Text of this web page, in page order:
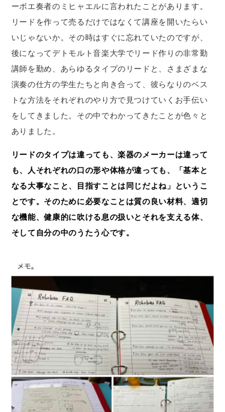
ーボエ奏者のミヒャエルに言われたことがあります。
リードを作って売るだけではなくて講座を開いたらい
いじゃないか。その時はすぐに忘れていたのですが、
後になってデトモルト音楽大学でリード作りの非常勤
講師を勤め、あらゆるタイプのリードと、さまざまな
演奏の仕方の学生たちと向き合って、彼らなりのベス
トな方法をそれぞれのやり方で見つけていくお手伝い
をしてきました。その中でわかってきたことが色々と
ありました。
リードのタイプは違っても、楽器のメーカーは違って
も、人それぞれの口の形や体格が違っても、「基本と
なる大事なこと、目指すことは同じだよね」というこ
とです。そのために必要なことは質の良い材料、適切
な機能、健康的に吹ける息の扱いとそれを支える体、
そして自分の中のうたう心です。